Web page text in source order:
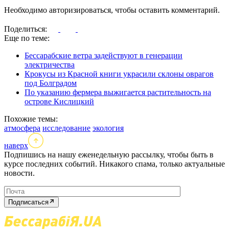
Необходимо авторизироваться, чтобы оставить комментарий.
Поделиться:
Еще по теме:
Бессарабские ветра задействуют в генерации
электричества
Крокусы из Красной книги украсили склоны оврагов
под Болградом
По указанию фермера выжигается растительность на
острове Кислицкий
Похожие темы:
атмосфера исследование экология
наверх
Подпишись на нашу еженедельную рассылку, чтобы быть в
курсе последних событий. Никакого спама, только актуальные
новости.
Подписаться